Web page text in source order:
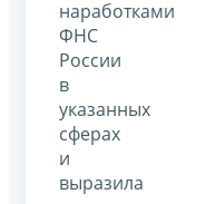
наработками
ФНС
России
в
указанных
сферах
и
выразила